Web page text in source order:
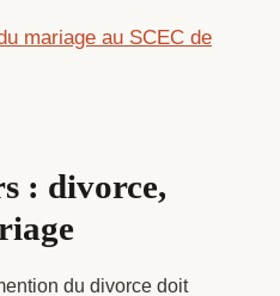
mariage au SCEC de
: divorce,
du divorce doit